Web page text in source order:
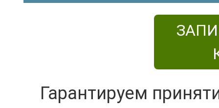
Гарантируем